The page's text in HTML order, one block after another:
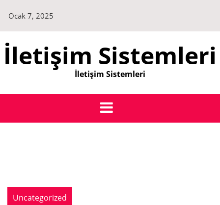
content
Ocak 7, 2025
İletişim Sistemleri
İletişim Sistemleri
Uncategorized